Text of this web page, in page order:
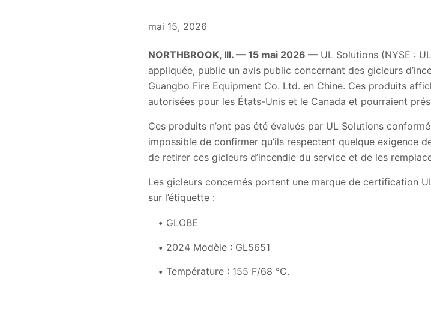
mai 15, 2026
NORTHBROOK, Ill. — 15 mai 2026 — UL Solutions (NYSE :
appliquée, publie un avis public concernant des gicleurs
Guangbo Fire Equipment Co. Ltd. en Chine. Ces produits
autorisées pour les États-Unis et le Canada et pourraient
Ces produits n’ont pas été évalués par UL Solutions
impossible de confirmer qu’ils respectent quelque exigence
de retirer ces gicleurs d’incendie du service et de les
Les gicleurs concernés portent une marque de certification
sur l’étiquette :
GLOBE
2024 Modèle : GL5651
Température : 155 F/68 °C.